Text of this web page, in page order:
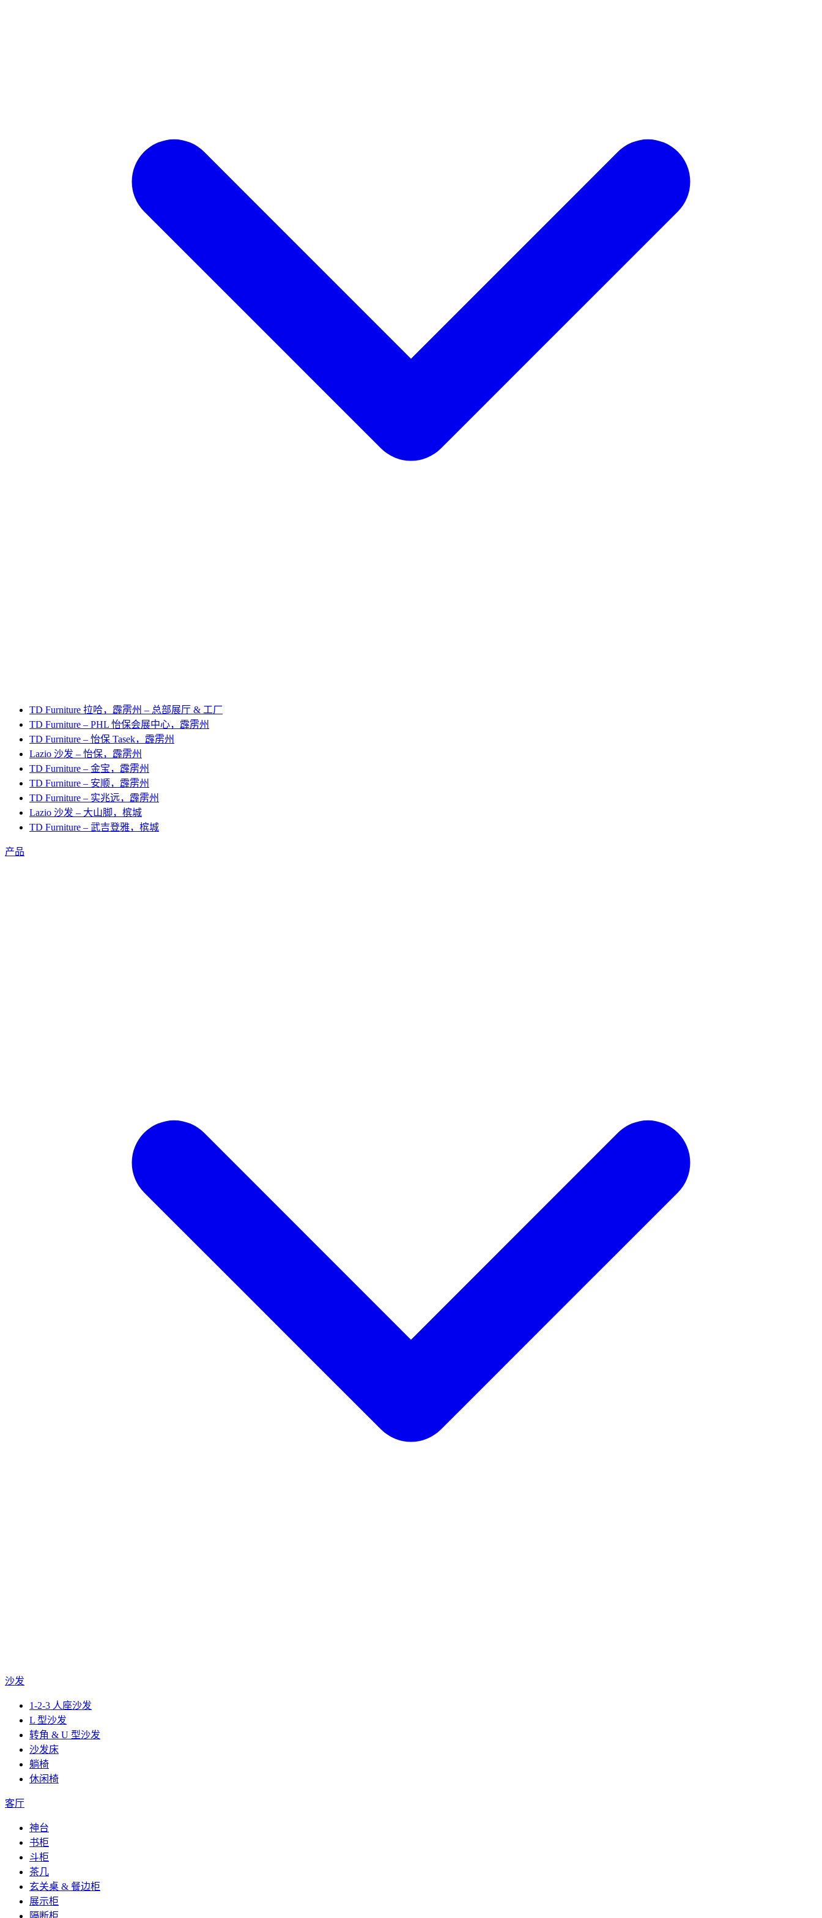
TD Furniture 拉哈，霹雳州 – 总部展厅 & 工厂
TD Furniture – PHL 怡保会展中心，霹雳州
TD Furniture – 怡保 Tasek，霹雳州
Lazio 沙发 – 怡保，霹雳州
TD Furniture – 金宝，霹雳州
TD Furniture – 安顺，霹雳州
TD Furniture – 实兆远，霹雳州
Lazio 沙发 – 大山脚，槟城
TD Furniture – 武吉登雅，槟城
产品
沙发
1-2-3 人座沙发
L 型沙发
转角 & U 型沙发
沙发床
躺椅
休闲椅
客厅
神台
书柜
斗柜
茶几
玄关桌 & 餐边柜
展示柜
隔断柜